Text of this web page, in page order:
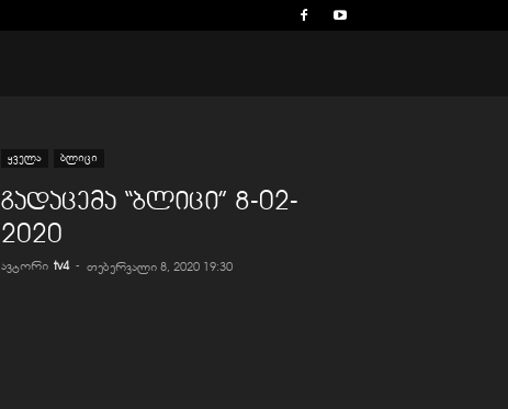
ყველა ბლიცი
გადაცემა “ბლიცი” 8-02-
2020
ავტორი tv4 - თებერვალი 8, 2020 19:30